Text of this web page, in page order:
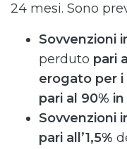
24 mesi. Sono
Sovvenzioni
perduto pari
erogato per
pari al 90%
Sovvenzioni
pari all’1,5%